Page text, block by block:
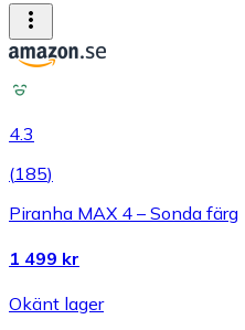
4.3
(185)
Piranha MAX 4 – Sonda färg
1 499 kr
Okänt lager